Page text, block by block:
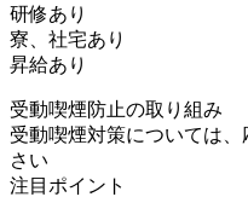
研修あり
寮、社宅あり
昇給あり
受動喫煙防止の取り組み
受動喫煙対策については
さい
注目ポイント